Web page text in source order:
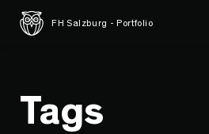
FH Salzburg - Portfolio
Tags